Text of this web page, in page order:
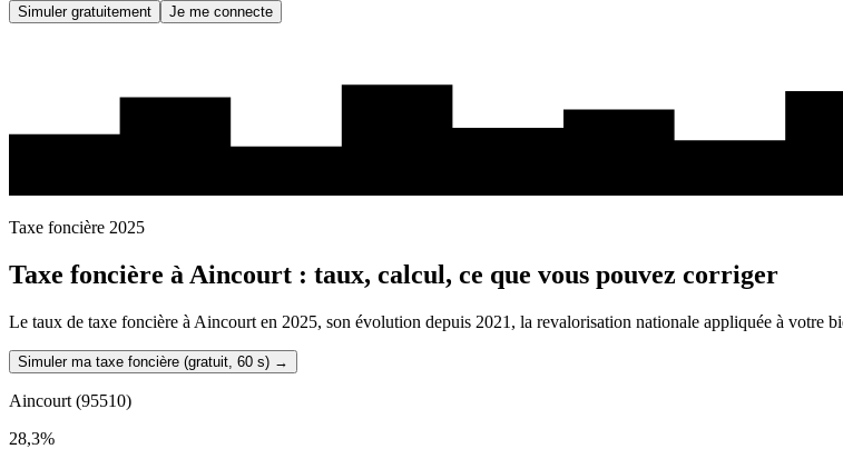
Simuler gratuitement Je me connecte
Taxe foncière 2025
Taxe foncière à Aincourt : taux, calcul, ce que vous pouvez corriger
Le taux de taxe foncière à Aincourt en 2025, son évolution depuis 2021, la revalorisation nationale appliquée à votre
Simuler ma taxe foncière (gratuit, 60 s) →
Aincourt (95510)
28,3%